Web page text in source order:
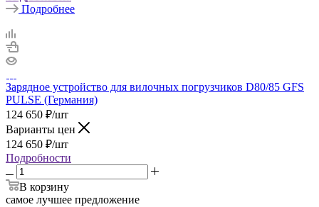
Подробнее
Зарядное устройство для вилочных погрузчиков D80/85 GFS
PULSE (Германия)
124 650 ₽/шт
Варианты цен
124 650 ₽/шт
Подробности
В корзину
самое лучшее предложение